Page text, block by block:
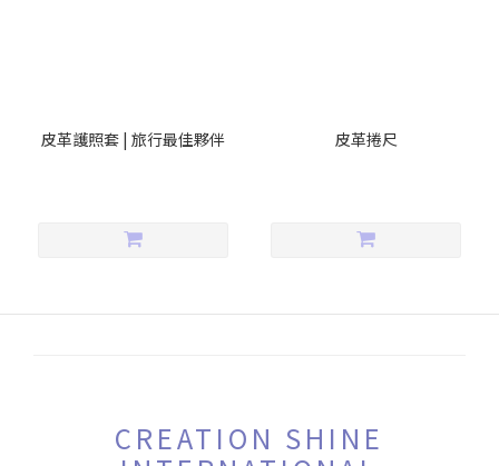
皮革護照套 | 旅行最佳夥伴 皮革捲尺
CREATION SHINE